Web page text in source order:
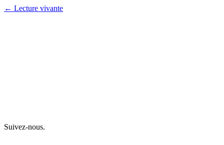
← Lecture vivante
Suivez-nous.